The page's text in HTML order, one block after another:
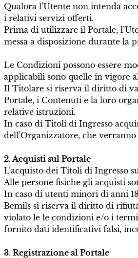
Qualora l’Utente non intenda
i relativi servizi offerti.
Prima di utilizzare il Portale,
messa a disposizione durante la
Le Condizioni possono essere
applicabili sono quelle in vigore
Il Titolare si riserva il diritto di
Portale, i Contenuti e la loro
relative istruzioni.
In caso di Titoli di Ingresso
dell’Organizzatore, che
2. Acquisti sul Portale
L’acquisto dei Titoli di Ingresso
Alle persone fisiche gli acquisti
In caso di utenti minori di anni
Bemils si riserva il diritto di
violato le le condizioni e/o i
fornito dati identificativi falsi,
3. Registrazione al Portale